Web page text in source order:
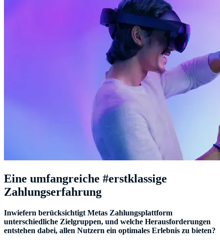
Eine umfangreiche #erstklassige
Zahlungserfahrung
Inwiefern berücksichtigt Metas Zahlungsplattform
unterschiedliche Zielgruppen, und welche Herausforderungen
entstehen dabei, allen Nutzern ein optimales Erlebnis zu bieten?